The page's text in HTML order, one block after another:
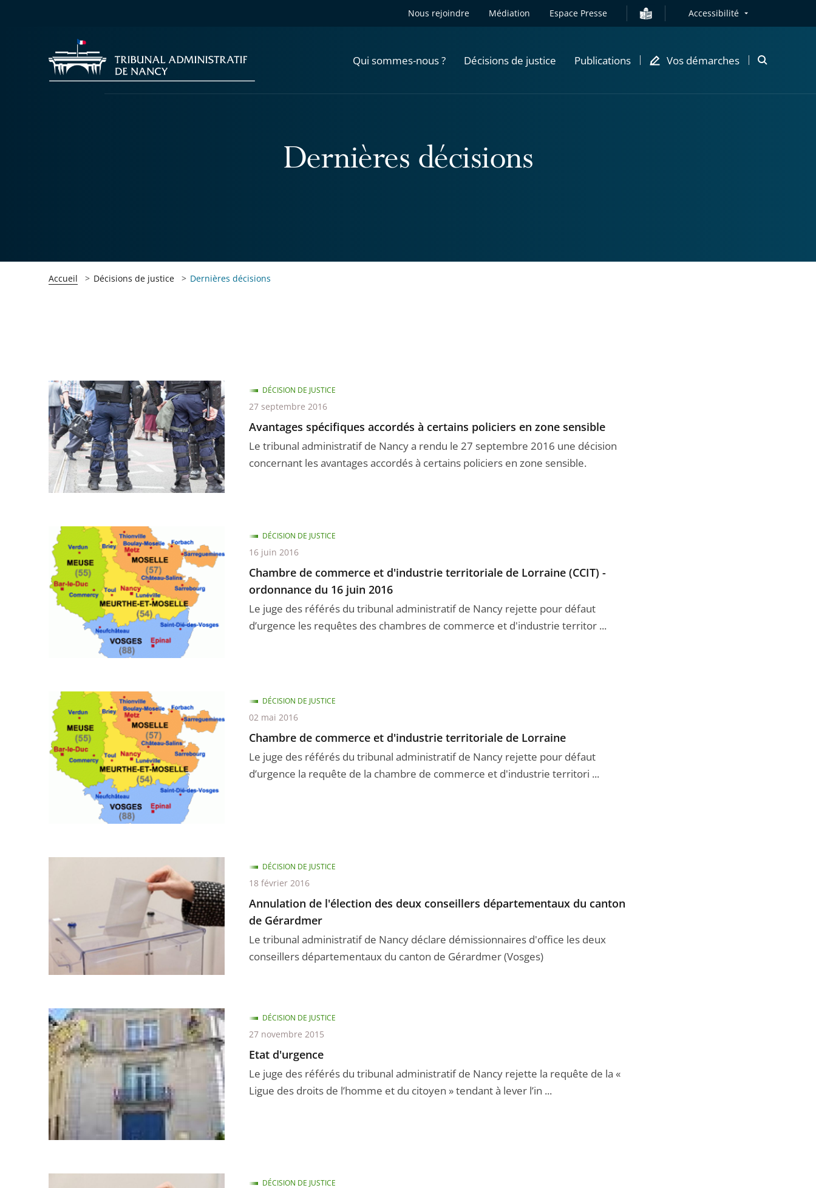
Nous rejoindre Médiation Espace Presse Accessibilité
Qui sommes-nous ? Décisions de justice Publications Vos démarches
Ouvrir
Dernières décisions
Accueil Décisions de justice Dernières décisions
Avantages spécifiques accordés à certains policiers en zone sensible
Le tribunal administratif de Nancy a rendu le 27 septembre 2016 une décision
concernant les avantages accordés à certains policiers en zone sensible.
DÉCISION DE JUSTICE
27 septembre 2016
Chambre de commerce et d'industrie territoriale de Lorraine (CCIT) -
ordonnance du 16 juin 2016
Le juge des référés du tribunal administratif de Nancy rejette pour défaut
d’urgence les requêtes des chambres de commerce et d'industrie territor ...
DÉCISION DE JUSTICE
16 juin 2016
Chambre de commerce et d'industrie territoriale de Lorraine
Le juge des référés du tribunal administratif de Nancy rejette pour défaut
d’urgence la requête de la chambre de commerce et d'industrie territori ...
DÉCISION DE JUSTICE
02 mai 2016
Annulation de l'élection des deux conseillers départementaux du canton
de Gérardmer
Le tribunal administratif de Nancy déclare démissionnaires d'office les deux
conseillers départementaux du canton de Gérardmer (Vosges)
DÉCISION DE JUSTICE
18 février 2016
Etat d'urgence
Le juge des référés du tribunal administratif de Nancy rejette la requête de la «
Ligue des droits de l’homme et du citoyen » tendant à lever l’in ...
DÉCISION DE JUSTICE
27 novembre 2015
DÉCISION DE JUSTICE